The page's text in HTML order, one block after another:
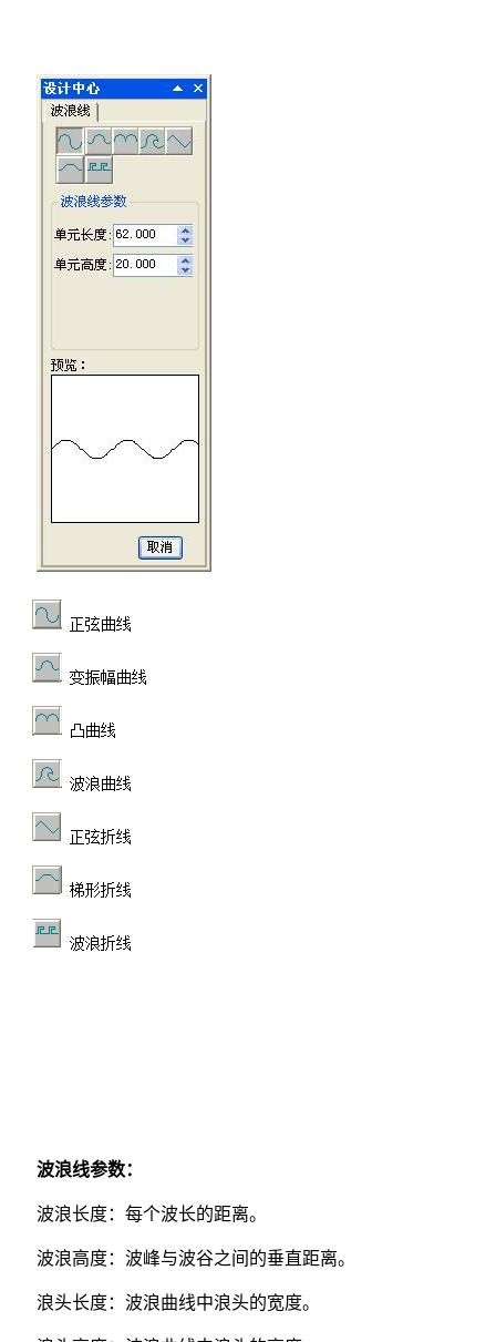
波浪线参数：
波浪长度：每个波长的距离。
波浪高度：波峰与波谷之间的垂直距离。
浪头长度：波浪曲线中浪头的宽度。